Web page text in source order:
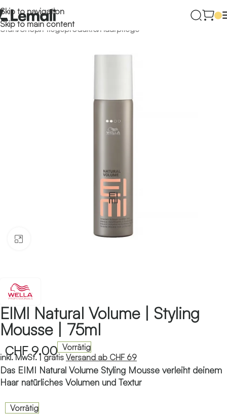
Skip to navigation
Skip to main content
Start/Shop/Pflegeprodukte/Haarpflege
Klicken zum Vergrössern
EIMI Natural Volume | Styling
Mousse | 75ml
CHF9.00 Vorrätig
inkl. MwSt. |gratis Versand ab CHF 69
Das EIMI Natural Volume Styling Mousse verleiht deinem
Haar natürliches Volumen und Textur
Vorrätig